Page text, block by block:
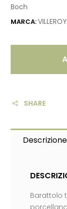
Boch
MARCA:
SHARE
Descrizione
Barattolo